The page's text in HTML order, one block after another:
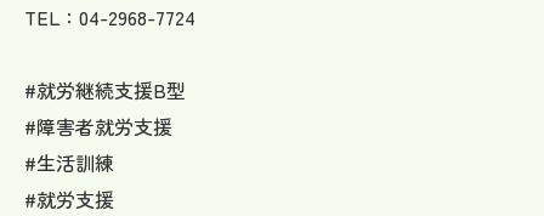
TEL：04-2968-7724
#就労継続支援B型
#障害者就労支援
#生活訓練
#就労支援